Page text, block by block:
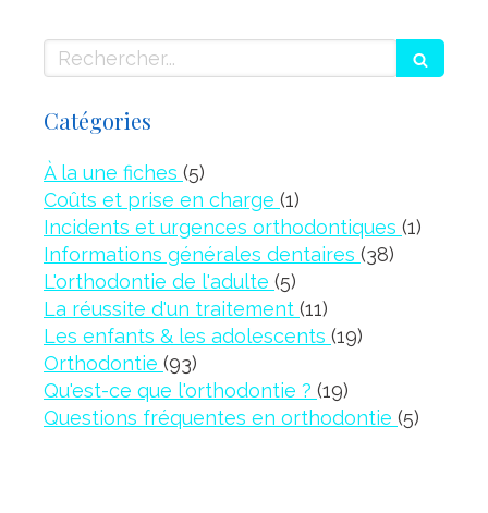
Rechercher
Catégories
À la une fiches (5)
Coûts et prise en charge (1)
Incidents et urgences orthodontiques (1)
Informations générales dentaires (38)
L'orthodontie de l'adulte (5)
La réussite d'un traitement (11)
Les enfants & les adolescents (19)
Orthodontie (93)
Qu'est-ce que l'orthodontie ? (19)
Questions fréquentes en orthodontie (5)